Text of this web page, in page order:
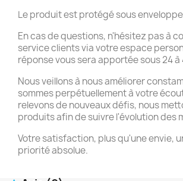
Le produit est protégé sous
En cas de questions, n'hésitez pas à
service clients via votre espace
réponse vous sera apportée sous 24 à
Nous veillons à nous améliorer
sommes perpétuellement à votre
relevons de nouveaux défis, nous
produits afin de suivre l'évolution des
Votre satisfaction, plus qu'une envie,
priorité absolue.